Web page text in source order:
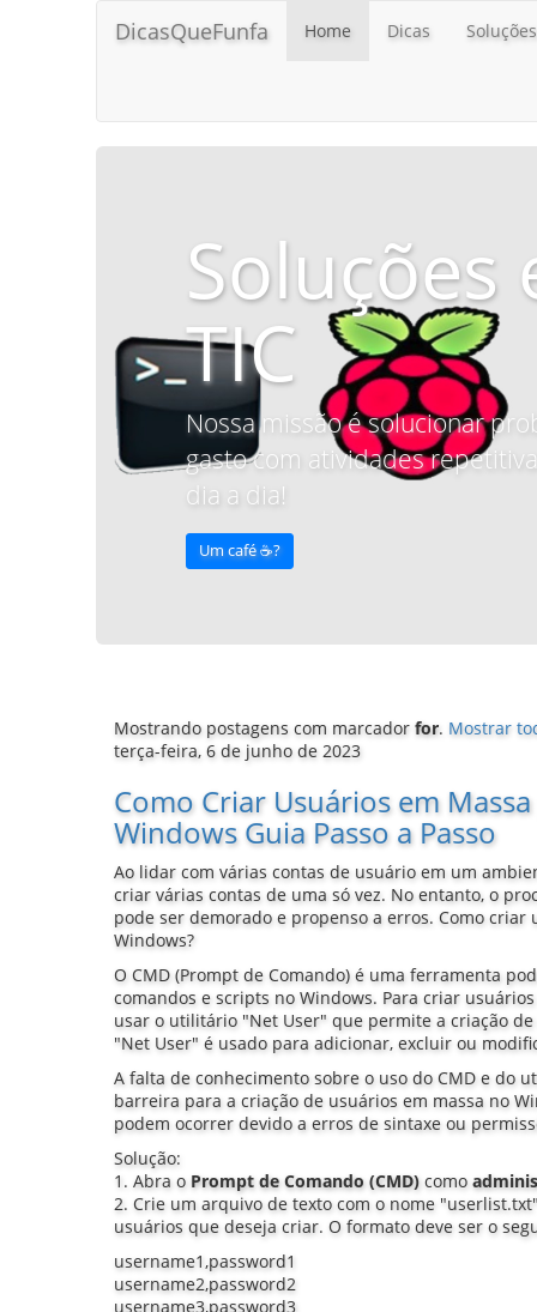
DicasQueFunfa Home Dicas Soluções
Soluções
TIC
Nossa missão é solucionar
gasto com atividades
dia a dia!
Um café ☕️?
Mostrando postagens com marcador for. Mostrar
terça-feira, 6 de junho de 2023
Como Criar Usuários em
Windows Guia Passo a Passo
Ao lidar com várias contas de usuário em um
criar várias contas de uma só vez. No entanto, o
pode ser demorado e propenso a erros. Como criar
Windows?
O CMD (Prompt de Comando) é uma ferramenta
comandos e scripts no Windows. Para criar
usar o utilitário "Net User" que permite a criação
"Net User" é usado para adicionar, excluir ou
A falta de conhecimento sobre o uso do CMD e do
barreira para a criação de usuários em massa no
podem ocorrer devido a erros de sintaxe ou
Solução:
1. Abra o Prompt de Comando (CMD) como
2. Crie um arquivo de texto com o nome
usuários que deseja criar. O formato deve ser o
username1,password1
username2,password2
username3,password3